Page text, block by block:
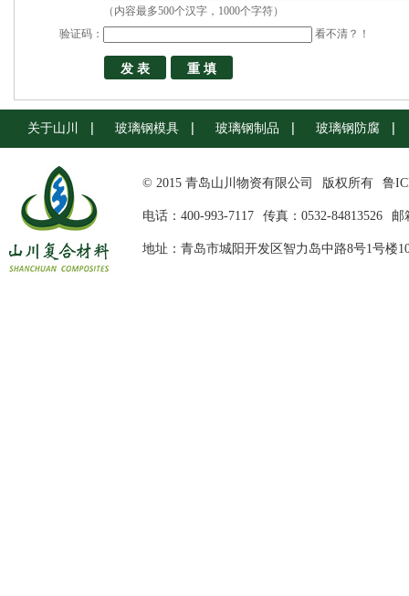
（内容最多500个汉字，1000个字符）
验证码：
看不清？！
关于山川 玻璃钢模具 玻璃钢制品 玻璃钢防腐
© 2015 青岛山川物资有限公司 版权所有 鲁
电话：400-993-7117 传真：0532-84813526 邮
地址：青岛市城阳开发区智力岛中路8号1号楼